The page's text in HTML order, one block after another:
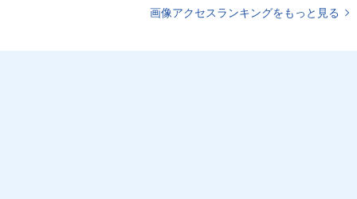
画像アクセスランキングをもっと見る